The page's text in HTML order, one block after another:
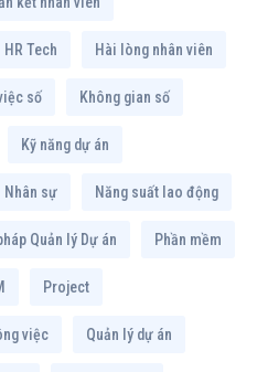
HR Tech Hài lòng nhân viên
số Không gian số
Kỹ năng dự án
Nhân sự Năng suất lao động
Quản lý Dự án Phần mềm
Project
việc Quản lý dự án